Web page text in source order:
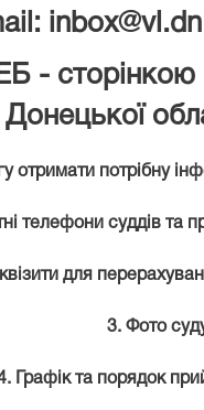
-
Донецької
отримати потрібну
телефони суддів та
для
3. Фото
Графік та порядок